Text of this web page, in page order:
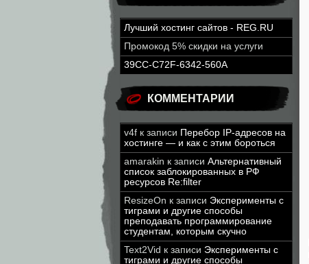
Лучший хостинг сайтов - REG.RU
Промокод 5% скидки на услуги
39CC-C72F-6342-560A
КОММЕНТАРИИ
v4f к записи Перебор IP-адресов на
хостинге — и как с этим бороться
amarakin к записи Альтернативный
список заблокированных в РФ
ресурсов Re:filter
ResizeOn к записи Эксперименты с
тиграми и другие способы
преподавать программирование
студентам, которым скучно
Text2Vid к записи Эксперименты с
тиграми и другие способы